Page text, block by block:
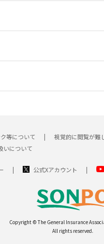
等について
視覚的に閲覧が難
いについて
公式Xアカウント
Copyright © The General Insurance
All rights reserved.